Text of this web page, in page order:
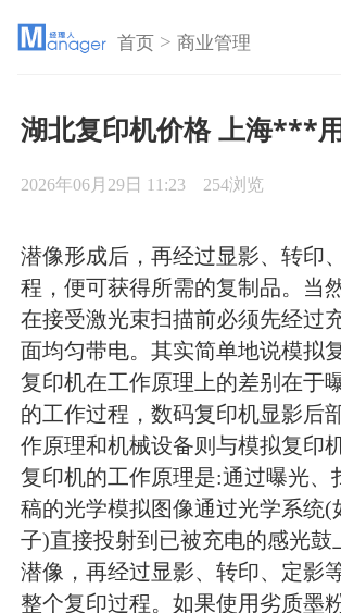
首页 >商业管理
湖北复印机价格 上海***
2026年06月29日 11:23 254浏览
潜像形成后，再经过显影、转印
程，便可获得所需的复制品。当
在接受激光束扫描前必须先经过
面均匀带电。其实简单地说模拟
复印机在工作原理上的差别在于
的工作过程，数码复印机显影后
作原理和机械设备则与模拟复印
复印机的工作原理是:通过曝光、
稿的光学模拟图像通过光学系统(
子)直接投射到已被充电的感光鼓
潜像，再经过显影、转印、定影
整个复印过程。如果使用劣质墨